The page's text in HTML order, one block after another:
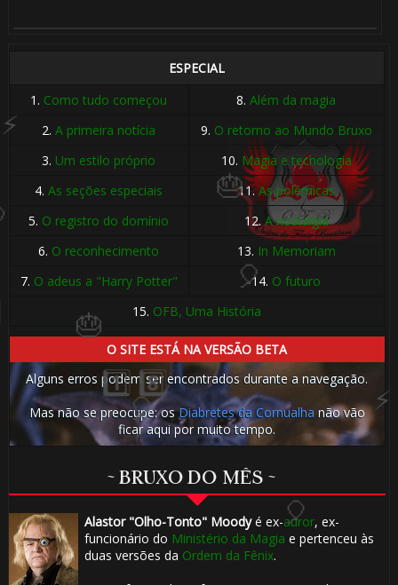
ESPECIAL
1. Como tudo começou 8.Além da magia
2.A primeira notícia 9. O retorno ao Mundo Bruxo
3. Um estilo próprio 10. Magia e tecnologia
4.As seções especiais 11.As polêmicas
5. O registro do domínio 12.A nostalgia
6. O reconhecimento 13. In Memoriam
7. O adeus a "Harry Potter" 14. O futuro
15. OFB, Uma História
O SITE ESTÁ NA VERSÃO BETA
Alguns erros podem ser encontrados durante a navegação.
Mas não se preocupe: osDiabretes da Cornualha não vão
ficar aqui por muito tempo.
~ BRUXO DO MÊS ~
Alastor "Olho-Tonto" Moodyé ex-auror, ex-
funcionário do Ministério da Magia e pertenceu às
duas versões da Ordem da Fênix.
🎈
⚡
1️⃣
8️⃣